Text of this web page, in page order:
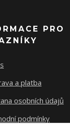
PRO
a platba
osobních údajů
podmínky